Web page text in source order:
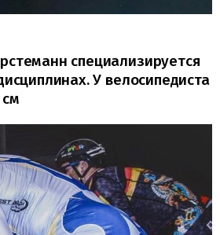
специализируется
У велосипедиста